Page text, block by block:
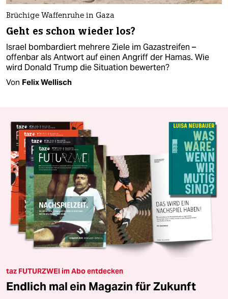
Brüchige Waffenruhe in Gaza
Geht es schon wieder los?
Israel bombardiert mehrere Ziele im Gazastreifen –
offenbar als Antwort auf einen Angriff der Hamas. Wie
wird Donald Trump die Situation bewerten?
Von Felix Wellisch
taz FUTURZWEI im Abo entdecken
Endlich mal ein Magazin für Zukunft